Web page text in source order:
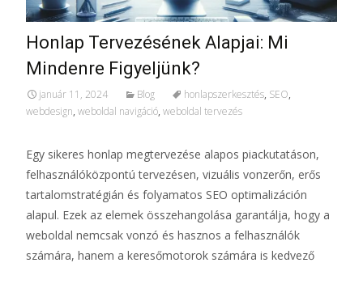
Honlap Tervezésének Alapjai: Mi
Mindenre Figyeljünk?
január 11, 2024 Blog honlapszerkesztés, SEO,
webdesign, weboldal navigáció, weboldal tervezés
Egy sikeres honlap megtervezése alapos piackutatáson,
felhasználóközpontú tervezésen, vizuális vonzerőn, erős
tartalomstratégián és folyamatos SEO optimalizáción
alapul. Ezek az elemek összehangolása garantálja, hogy a
weboldal nemcsak vonzó és hasznos a felhasználók
számára, hanem a keresőmotorok számára is kedvező